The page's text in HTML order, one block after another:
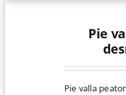
Pie
Pie valla